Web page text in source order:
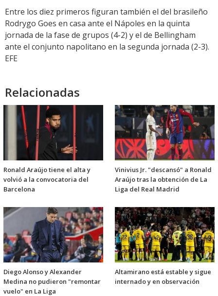
Entre los diez primeros figuran también el del brasileño
Rodrygo Goes en casa ante el Nápoles en la quinta
jornada de la fase de grupos (4-2) y el de Bellingham
ante el conjunto napolitano en la segunda jornada (2-3).
EFE
Relacionadas
Ronald Araújo tiene el alta y
volvió a la convocatoria del
Barcelona
Vinivius Jr. "descansó" a Ronald
Araújo tras la obtención de La
Liga del Real Madrid
Diego Alonso y Alexander
Medina no pudieron "remontar
vuelo" en La Liga
Altamirano está estable y sigue
internado y en observación